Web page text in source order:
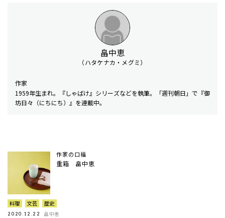
畠中恵
（ハタケナカ・メグミ）
作家
1959年生まれ。『しゃばけ』シリーズなどを執筆。「週刊朝日」で『御
坊日々（にちにち）』を連載中。
作家の口福
重箱 畠中恵
料理 文芸 歴史
2020.12.22 畠中恵